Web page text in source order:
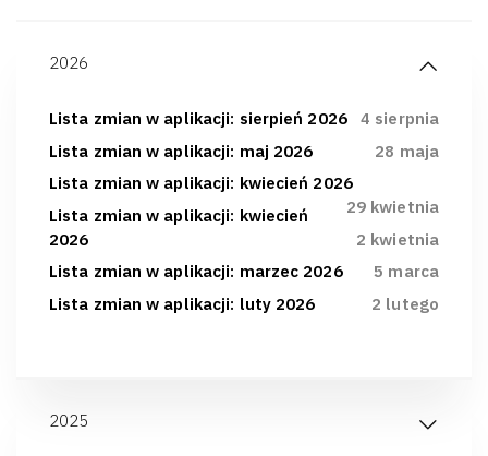
2026
Lista zmian w aplikacji: sierpień 2026
4 sierpnia
Lista zmian w aplikacji: maj 2026
28 maja
Lista zmian w aplikacji: kwiecień 2026
29 kwietnia
Lista zmian w aplikacji: kwiecień
2026
2 kwietnia
Lista zmian w aplikacji: marzec 2026
5 marca
Lista zmian w aplikacji: luty 2026
2 lutego
2025